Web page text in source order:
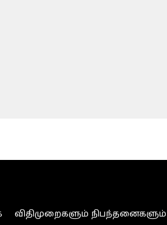
விதிமுறைகளும் நிபந்தனைகளும்